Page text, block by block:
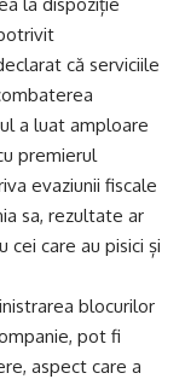
că serviciile
a luat amploare
premierul
evaziunii fiscale
sa, rezultate ar
cei care au pisici și
blocurilor
pot fi
aspect care a